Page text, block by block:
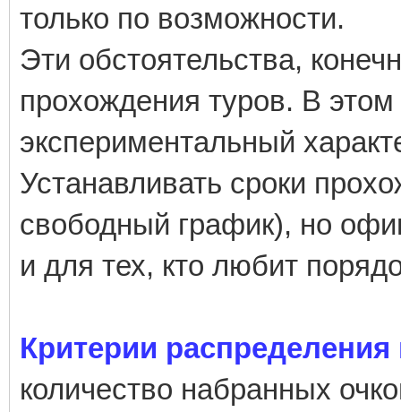
только по возможности.
Эти обстоятельства,
прохождения туров. В
экспериментальный
Устанавливать сроки
свободный график), но
и для тех, кто любит
Критерии распределения
количество набранных